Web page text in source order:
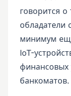
говорится о
обладатели
минимум
IoT-
финансовых
банкоматов.